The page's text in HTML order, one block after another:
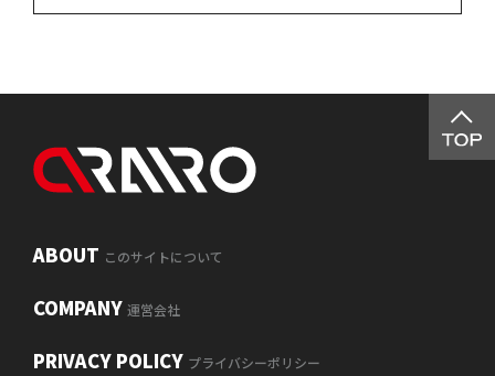
ABOUT このサイトについて
COMPANY 運営会社
PRIVACY POLICY プライバシーポリシー